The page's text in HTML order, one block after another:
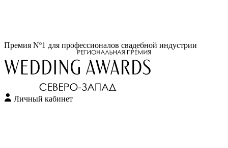
Перейти
содержимому
Премия Nº1 для профессионалов свадебной индустрии
Личный кабинет